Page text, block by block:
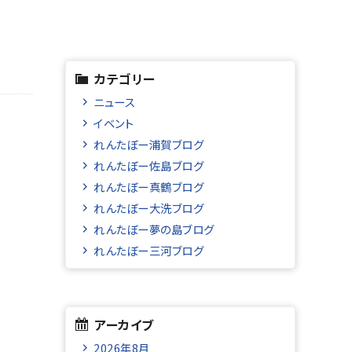
カテゴリー
ニュース
イベント
れんたぼー浦賀ブログ
れんたぼー佐島ブログ
れんたぼー真鶴ブログ
れんたぼー大洗ブログ
れんたぼー夢の島ブログ
れんたぼー三河ブログ
アーカイブ
2026年8月